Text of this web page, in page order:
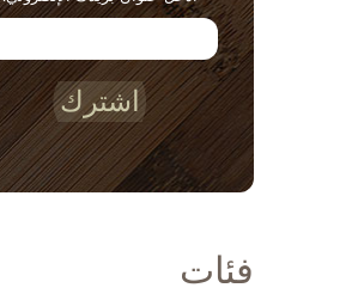
اشترك
فئات